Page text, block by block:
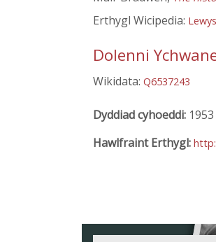
Erthygl Wicipedia:
Dolenni
Wikidata: Q6537243
Dyddiad cyhoeddi: 1953
Hawlfraint Erthygl: